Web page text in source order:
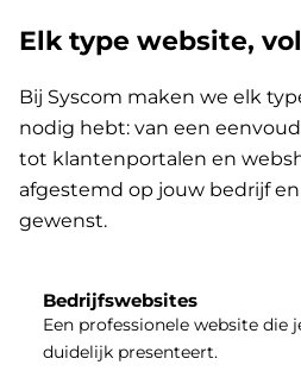
Elk type website,
Bij Syscom maken we elk
nodig hebt: van een
tot klantenportalen en
afgestemd op jouw bedrijf
gewenst.
Bedrijfswebsites
Een professionele website die
duidelijk presenteert.